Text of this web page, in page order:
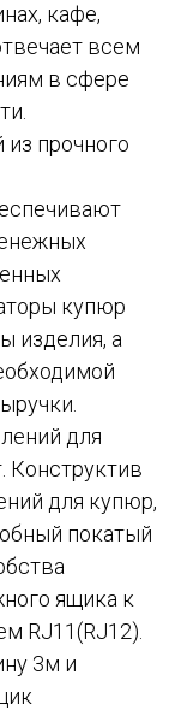
кафе,
всем
в сфере
прочного
купюр
изделия, а
для
Конструктив
для купюр,
покатый
ящика к
RJ11(RJ12).
3м и